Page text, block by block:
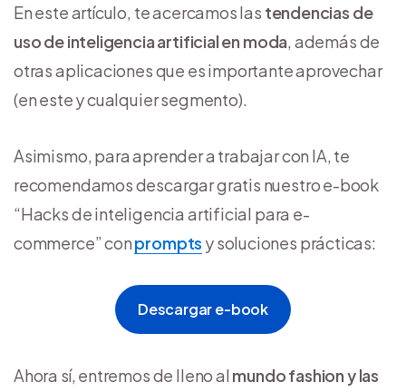
En este artículo, te acercamos las tendencias de
uso de inteligencia artificial en moda, además de
otras aplicaciones que es importante aprovechar
(en este y cualquier segmento).
Asimismo, para aprender a trabajar con IA, te
recomendamos descargar gratis nuestro e-book
“Hacks de inteligencia artificial para e-
commerce” conprompts y soluciones prácticas:
Descargar e-book
Ahora sí, entremos de lleno al mundo fashion y las